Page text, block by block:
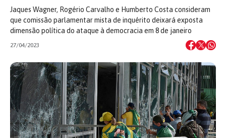
Jaques Wagner, Rogério Carvalho e Humberto Costa consideram
que comissão parlamentar mista de inquérito deixará exposta
dimensão política do ataque à democracia em 8 de janeiro
27/04/2023